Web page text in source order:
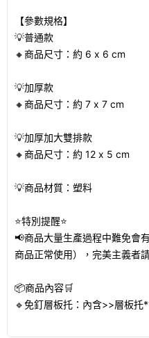
【參數規格】
💡普通款
🔸商品尺寸：約 6 x 6 cm
💡加厚款
🔸商品尺寸：約 7 x 7 cm
💡加厚加大雙排款
🔸商品尺寸：約 12 x 5 cm
💡商品材質：塑料
⭐特別提醒⭐
📢商品大量生產過程中難免會
商品正常使用），完美主義者
📦商品內容🛒
🔹免釘層板托：內含>>層板托